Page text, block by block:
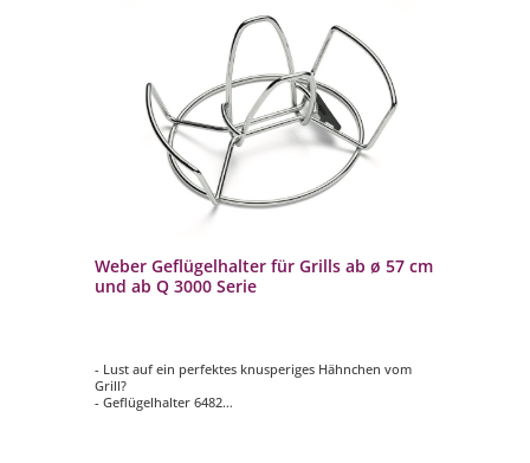
Weber Geflügelhalter für Grills ab ø 57 cm
und ab Q 3000 Serie
- Lust auf ein perfektes knusperiges Hähnchen vom
Grill?
- Geflügelhalter 6482